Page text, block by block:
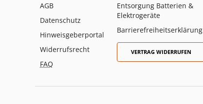
AGB
Datenschutz
Hinweisgeberportal
Widerrufsrecht
FAQ
Entsorgung Batterien &
Elektrogeräte
Barrierefreiheitserklärung
VERTRAG WIDERRUFEN